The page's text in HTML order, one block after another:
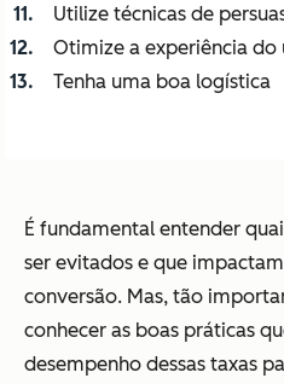
Utilize técnicas de
Otimize a experiência do
Tenha uma boa logística
É fundamental entender
ser evitados e que
conversão. Mas, tão
conhecer as boas práticas
desempenho dessas taxas